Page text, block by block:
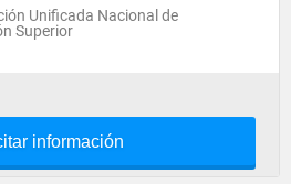
Unificada Nacional de
Superior
información